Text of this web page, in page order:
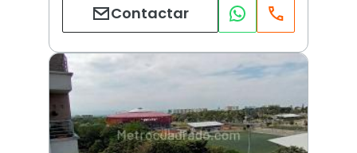
Contactar